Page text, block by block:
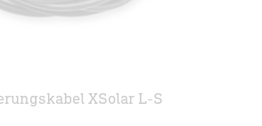
XSolar L-S